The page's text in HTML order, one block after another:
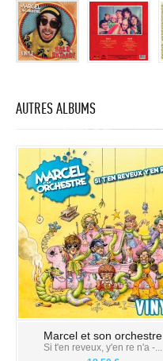
AUTRES ALBUMS
Marcel et son orchestre
Si t'en reveux, y'en re n'a -...